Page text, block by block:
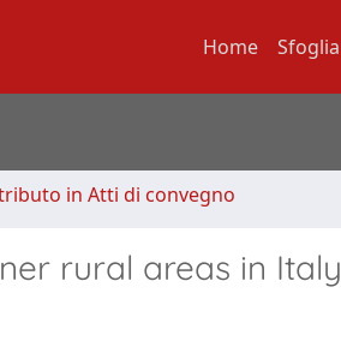
Home Sfoglia
in Atti di convegno
rural areas in Italy